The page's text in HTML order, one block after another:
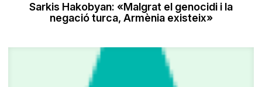
Sarkis Hakobyan: «Malgrat el genocidi i la
negació turca, Armènia existeix»